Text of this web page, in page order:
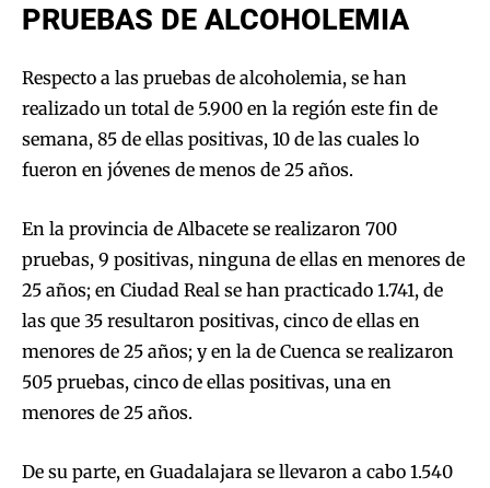
PRUEBAS DE ALCOHOLEMIA
Respecto a las pruebas de alcoholemia, se han
realizado un total de 5.900 en la región este fin de
semana, 85 de ellas positivas, 10 de las cuales lo
fueron en jóvenes de menos de 25 años.
En la provincia de Albacete se realizaron 700
pruebas, 9 positivas, ninguna de ellas en menores de
25 años; en Ciudad Real se han practicado 1.741, de
las que 35 resultaron positivas, cinco de ellas en
menores de 25 años; y en la de Cuenca se realizaron
505 pruebas, cinco de ellas positivas, una en
menores de 25 años.
De su parte, en Guadalajara se llevaron a cabo 1.540